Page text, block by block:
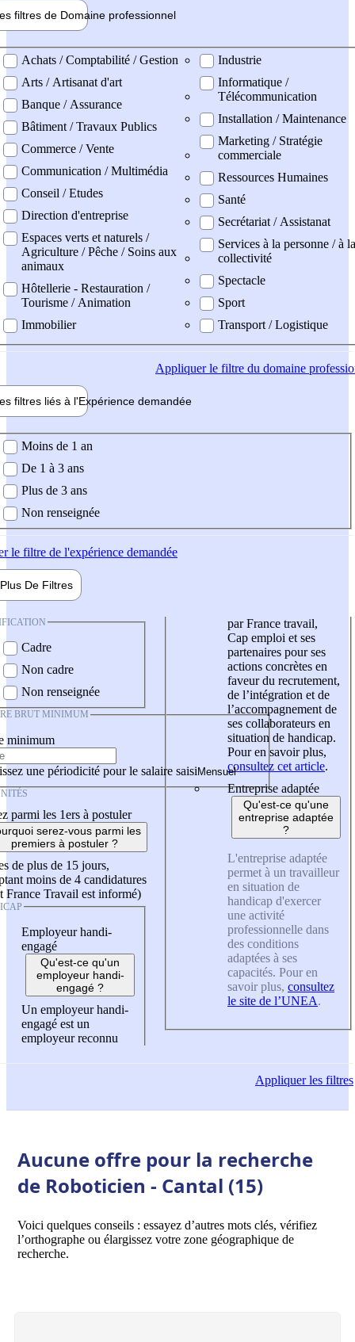
filtres de Domaine professionnel
professionel
Achats / Comptabilité / Gestion
Arts / Artisanat d'art
Banque / Assurance
Bâtiment / Travaux Publics
Commerce / Vente
Communication / Multimédia
Conseil / Etudes
Direction d'entreprise
Espaces verts et naturels /
Agriculture / Pêche / Soins aux
animaux
Hôtellerie - Restauration /
Tourisme / Animation
Immobilier
Industrie
Informatique /
Télécommunication
Installation / Maintenance
Marketing / Stratégie
commerciale
Ressources Humaines
Santé
Secrétariat / Assistanat
Services à la personne / à la
collectivité
Spectacle
Sport
Transport / Logistique
Appliquerle filtre du domaine
filtres liés à l'Expérience demandée
demandée
Moins de 1 an
De 1 à 3 ans
Plus de 3 ans
Non renseignée
le filtre de l'expérience demandée
Plus De Filtres
Cadre
Non cadre
Non renseignée
BRUT MINIMUM
minimum
une périodicité pour le salaire saisi
parmi les 1ers à postuler
serez-vous parmi les
premiers à postuler ?
de plus de 15 jours,
moins de 4 candidatures
France Travail est informé)
Employeur handi-
engagé
Qu'est-ce qu'un
employeur handi-
engagé ?
Un employeur handi-
engagé est un
employeur reconnu
par France travail,
Cap emploi et ses
partenaires pour ses
actions concrètes en
faveur du recrutement,
de l’intégration et de
l’accompagnement de
ses collaborateurs en
situation de handicap.
Pour en savoir plus,
consultez cet article.
Entreprise adaptée
Qu'est-ce qu'une
entreprise adaptée
?
L'entreprise adaptée
permet à un travailleur
en situation de
handicap d'exercer
une activité
professionnelle dans
des conditions
adaptées à ses
capacités. Pour en
savoir plus, consultez
le site de l’UNEA.
Appliquerles filtres
Aucune offre pour la recherche
de Roboticien - Cantal (15)
Voici quelques conseils : essayez d’autres mots clés, vérifiez
l’orthographe ou élargissez votre zone géographique de
recherche.